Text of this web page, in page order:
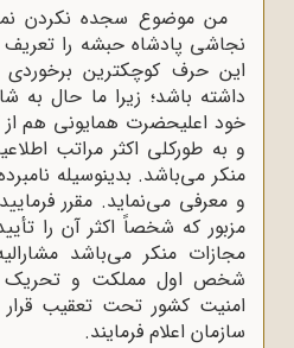
من موضوع سجده نکردن
نجاشی پادشاه حبشه را
این حرف کوچکترین
داشته باشد؛ زیرا ما حال
خود اعلیحضرت همایونی هم
و به طورکلی اکثر مراتب
و معرفی می‌نماید. مقرر
مزبور که شخصاً اکثر آن را
مجازات منکر می‌باشد
شخص اول مملکت و تحریک
امنیت کشور تحت تعقیب قرار
سازمان اعلام فرمایند.